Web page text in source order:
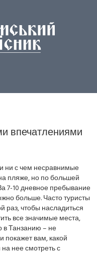
впечатлениями
ни с чем несравнимые
пляже, но по большей
7-10 дневное пребывание
больше. Часто туристы
раз, чтобы насладиться
все значимые места,
в Танзанию – не
вам, какой
нее смотреть с